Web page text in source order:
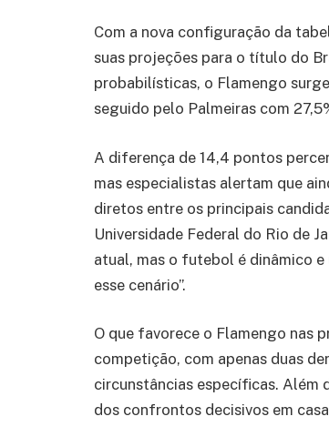
Com a nova configuração da
suas projeções para o título do
probabilísticas, o Flamengo
seguido pelo Palmeiras com
A diferença de 14,4 pontos
mas especialistas alertam que
diretos entre os principais
Universidade Federal do Rio de
atual, mas o futebol é dinâmico
esse cenário”.
O que favorece o Flamengo nas
competição, com apenas duas
circunstâncias específicas. Além
dos confrontos decisivos em